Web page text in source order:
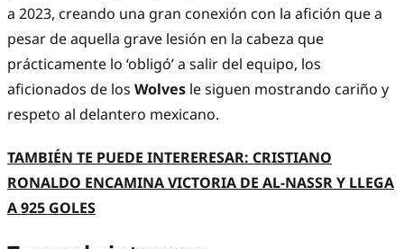
a 2023, creando una gran conexión con la afición que a
pesar de aquella grave lesión en la cabeza que
prácticamente lo ‘obligó’ a salir del equipo, los
aficionados de los Wolves le siguen mostrando cariño y
respeto al delantero mexicano.
TAMBIÉN TE PUEDE INTERERESAR: CRISTIANO
RONALDO ENCAMINA VICTORIA DE AL-NASSR Y LLEGA
A 925 GOLES